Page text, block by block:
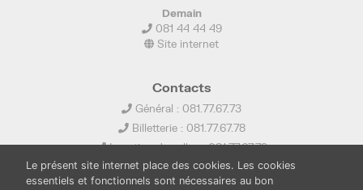
Demain
081 44 44 49
Site internet
Contacts
Général : 081.77.67.73
Billetterie : 081.77.67.78
Location de salles : 081.77.67.79
info@ledelta.be
Le présent site internet place des cookies. Les cookies
essentiels et fonctionnels sont nécessaires au bon